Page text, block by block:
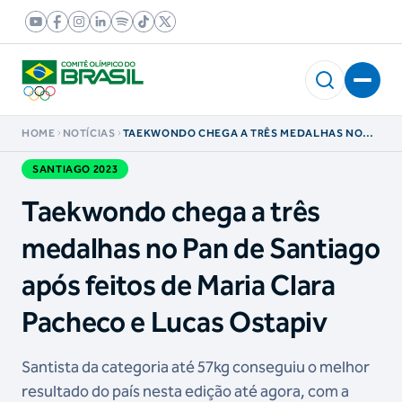
HOME NOTÍCIAS
TAEKWONDO CHEGA A TRÊS MEDALHAS NO
CLARA PACHECO E LUCAS OSTAPIV
SANTIAGO 2023
Taekwondo chega a três
medalhas no Pan de Santiago
após feitos de Maria Clara
Pacheco e Lucas Ostapiv
Santista da categoria até 57kg conseguiu o melhor
resultado do país nesta edição até agora, com a